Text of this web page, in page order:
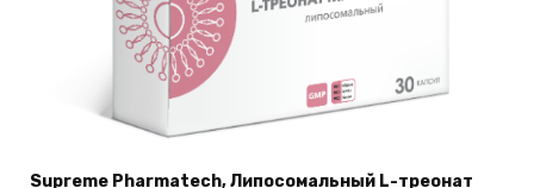
Supreme Pharmatech, Липосомальный L-треонат